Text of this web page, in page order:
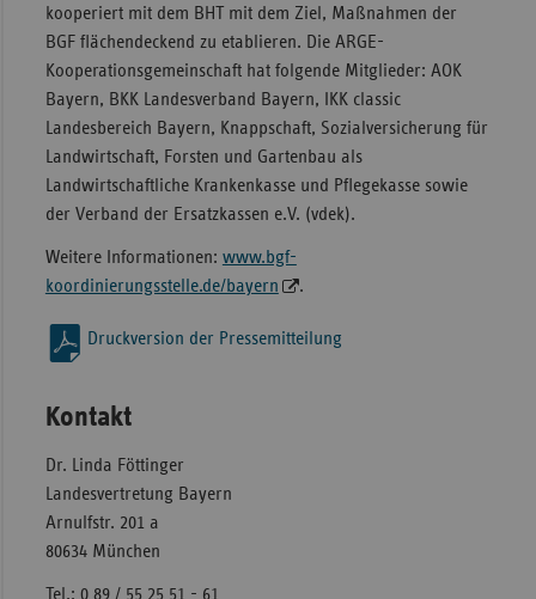
kooperiert mit dem BHT mit dem Ziel, Maßnahmen der
BGF flächendeckend zu etablieren. Die ARGE-
Kooperationsgemeinschaft hat folgende Mitglieder: AOK
Bayern, BKK Landesverband Bayern, IKK classic
Landesbereich Bayern, Knappschaft, Sozialversicherung für
Landwirtschaft, Forsten und Gartenbau als
Landwirtschaftliche Krankenkasse und Pflegekasse sowie
der Verband der Ersatzkassen e.V. (vdek).
Weitere Informationen: www.bgf-
koordinierungsstelle.de/bayern
.
Druckversion der Pressemitteilung
Kontakt
Dr. Linda Föttinger
Landesvertretung Bayern
Arnulfstr. 201 a
80634 München
Tel.: 0 89 / 55 25 51 - 61